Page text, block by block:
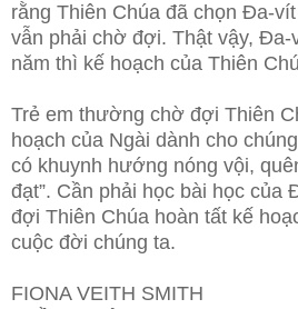
rằng Thiên Chúa đã chọn Đa-
vẫn phải chờ đợi. Thật vậy,
năm thì kế hoạch của Thiên
Trẻ em thường chờ đợi Thiên
hoạch của Ngài dành cho
có khuynh hướng nóng vội,
đạt”. Cần phải học bài học của
đợi Thiên Chúa hoàn tất kế
cuộc đời chúng ta.
FIONA VEITH SMITH